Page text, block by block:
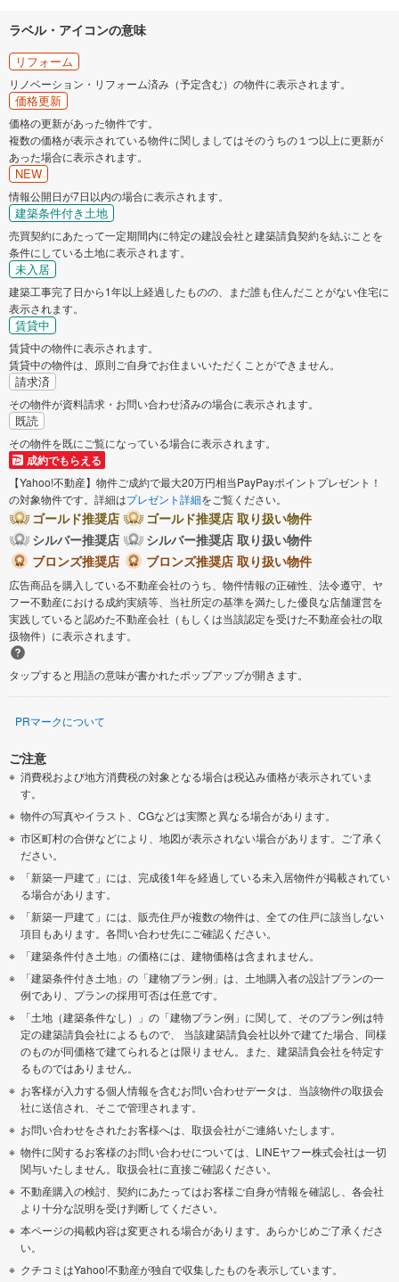
新座市
八潮市
三郷市 ふじみ野市
入間郡三芳町 北葛飾郡松伏町
ラベル・アイコンの意味
リフォーム
リノベーション・リフォーム済み（予定含む）の物件に表示されます。
価格更新
価格の更新があった物件です。
複数の価格が表示されている物件に関しましてはそのうちの１つ以上に更新が
あった場合に表示されます。
NEW
情報公開日が7日以内の場合に表示されます。
建築条件付き土地
売買契約にあたって一定期間内に特定の建設会社と建築請負契約を結ぶことを
条件にしている土地に表示されます。
未入居
建築工事完了日から1年以上経過したものの、まだ誰も住んだことがない住宅に
表示されます。
賃貸中
賃貸中の物件に表示されます。
賃貸中の物件は、原則ご自身でお住まいいただくことができません。
請求済
その物件が資料請求・お問い合わせ済みの場合に表示されます。
既読
その物件を既にご覧になっている場合に表示されます。
成約でもらえる
【Yahoo!不動産】物件ご成約で最大20万円相当PayPayポイントプレゼント！
の対象物件です。詳細はプレゼント詳細をご覧ください。
ゴールド推奨店
ゴールド推奨店 取り扱い物件
シルバー推奨店
シルバー推奨店 取り扱い物件
ブロンズ推奨店
ブロンズ推奨店 取り扱い物件
広告商品を購入している不動産会社のうち、物件情報の正確性、法令遵守、ヤ
フー不動産における成約実績等、当社所定の基準を満たした優良な店舗運営を
実践していると認めた不動産会社（もしくは当該認定を受けた不動産会社の取
扱物件）に表示されます。
タップすると用語の意味が書かれたポップアップが開きます。
PRマークについて
ご注意
消費税および地方消費税の対象となる場合は税込み価格が表示されていま
す。
物件の写真やイラスト、CGなどは実際と異なる場合があります。
市区町村の合併などにより、地図が表示されない場合があります。ご了承く
ださい。
「新築一戸建て」には、完成後1年を経過している未入居物件が掲載されてい
る場合があります。
「新築一戸建て」には、販売住戸が複数の物件は、全ての住戸に該当しない
項目もあります。各問い合わせ先にご確認ください。
「建築条件付き土地」の価格には、建物価格は含まれません。
「建築条件付き土地」の「建物プラン例」は、土地購入者の設計プランの一
例であり、プランの採用可否は任意です。
「土地（建築条件なし）」の「建物プラン例」に関して、そのプラン例は特
定の建築請負会社によるもので、 当該建築請負会社以外で建てた場合、同様
のものが同価格で建てられるとは限りません。また、建築請負会社を特定す
るものではありません。
お客様が入力する個人情報を含むお問い合わせデータは、当該物件の取扱会
社に送信され、そこで管理されます。
お問い合わせをされたお客様へは、取扱会社がご連絡いたします。
物件に関するお客様のお問い合わせについては、LINEヤフー株式会社は一切
関与いたしません。取扱会社に直接ご確認ください。
不動産購入の検討、契約にあたってはお客様ご自身が情報を確認し、各会社
より十分な説明を受け判断してください。
本ページの掲載内容は変更される場合があります。あらかじめご了承くださ
い。
クチコミはYahoo!不動産が独自で収集したものを表示しています。